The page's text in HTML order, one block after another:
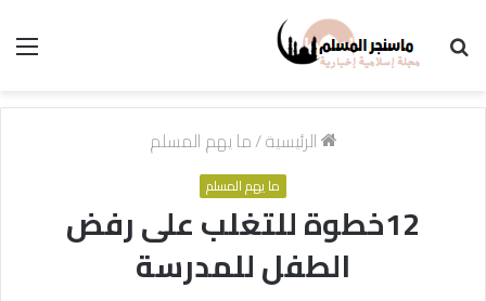
الرئيسية/ما يهم المسلم
ما يهم المسلم
12خطوة للتغلب على رفض
الطفل للمدرسة